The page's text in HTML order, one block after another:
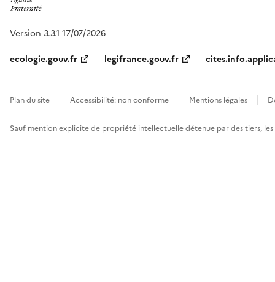
Version 3.3.1 17/07/2026
ecologie.gouv.fr
legifrance.gouv.fr
Plan du site Accessibilité: non conforme Mentions légales
Sauf mention explicite de propriété intellectuelle détenue par des tiers,